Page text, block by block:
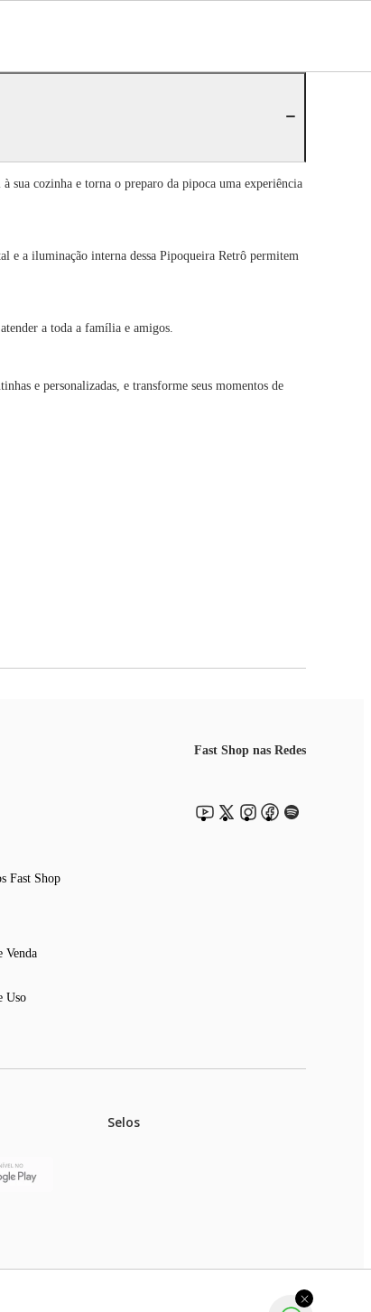
sua cozinha e torna o preparo da pipoca uma experiência
e a iluminação interna dessa Pipoqueira Retrô permitem
a toda a família e amigos.
e personalizadas, e transforme seus momentos de
Fast Shop
Venda
Uso
Fast Shop nas Redes
Selos